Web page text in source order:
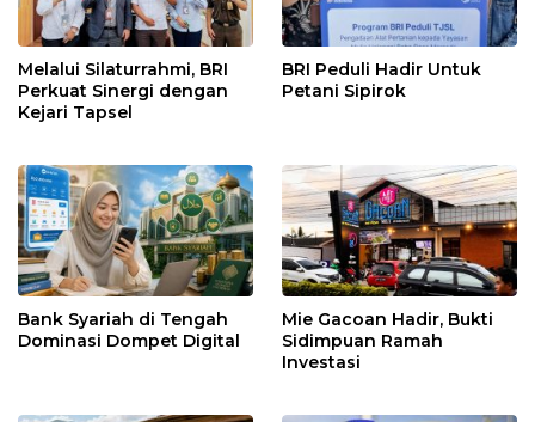
Melalui Silaturrahmi, BRI
Perkuat Sinergi dengan
Kejari Tapsel
BRI Peduli Hadir Untuk
Petani Sipirok
Bank Syariah di Tengah
Dominasi Dompet Digital
Mie Gacoan Hadir, Bukti
Sidimpuan Ramah
Investasi